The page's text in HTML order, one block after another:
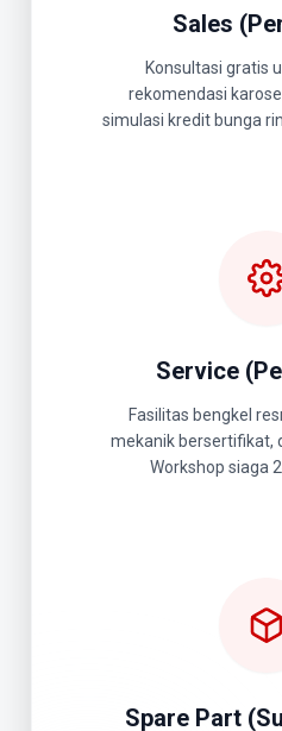
Sales
Konsultasi gratis
rekomendasi
simulasi kredit bunga
Service
Fasilitas bengkel
mekanik bersertifikat,
Workshop siaga
Spare Part